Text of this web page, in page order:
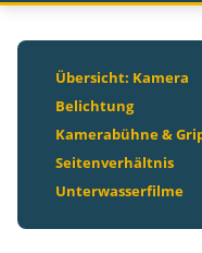
Übersicht: Kamera
Belichtung
Kamerabühne &
Seitenverhältnis
Unterwasserfilme